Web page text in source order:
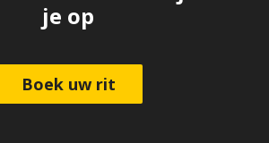
je op
Boek uw rit